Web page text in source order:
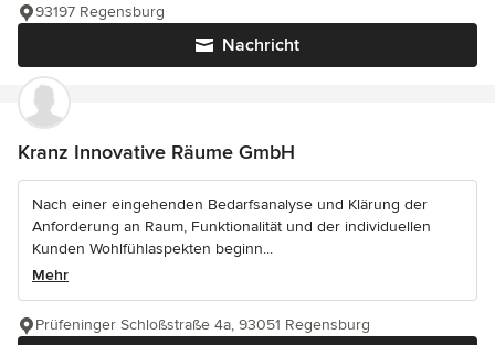
Nachricht
93197 Regensburg
Kranz Innovative Räume GmbH
Nach einer eingehenden Bedarfsanalyse und Klärung der
Anforderung an Raum, Funktionalität und der individuellen
Kunden Wohlfühlaspekten beginn...
Mehr
Prüfeninger Schloßstraße 4a, 93051 Regensburg